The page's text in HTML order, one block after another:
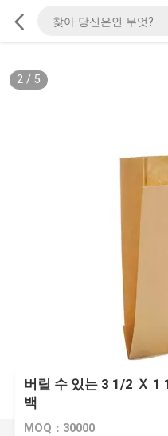
2/ 5
버릴 수 있는 3 1/2 Ｘ 1
백
MOQ：30000